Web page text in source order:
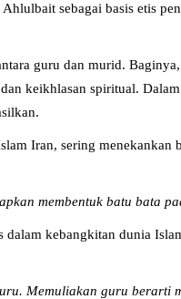
sebagai basis etis
guru dan murid.
keikhlasan spiritual.
Iran, sering menekankan
membentuk batu bata
kebangkitan dunia
Memuliakan guru berarti